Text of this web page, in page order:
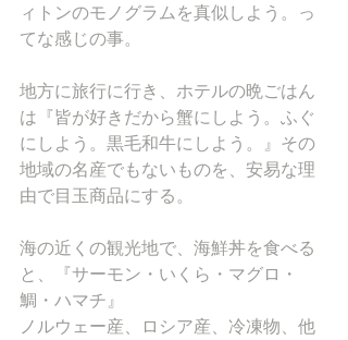
ィトンのモノグラムを真似しよう。っ
てな感じの事。
地方に旅行に行き、ホテルの晩ごはん
は『皆が好きだから蟹にしよう。ふぐ
にしよう。黒毛和牛にしよう。』その
地域の名産でもないものを、安易な理
由で目玉商品にする。
海の近くの観光地で、海鮮丼を食べる
と、『サーモン・いくら・マグロ・
鯛・ハマチ』
ノルウェー産、ロシア産、冷凍物、他